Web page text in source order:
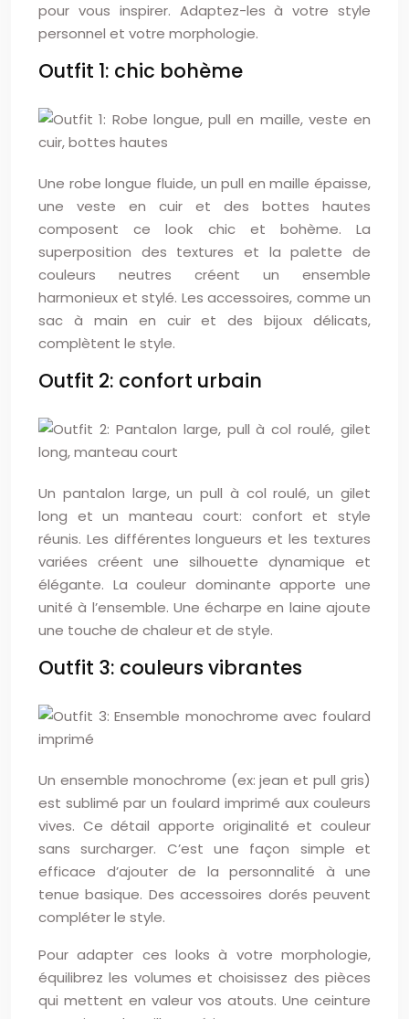
pour vous inspirer. Adaptez-les à votre style
personnel et votre morphologie.
Outfit 1: chic bohème
Une robe longue fluide, un pull en maille épaisse,
une veste en cuir et des bottes hautes
composent ce look chic et bohème. La
superposition des textures et la palette de
couleurs neutres créent un ensemble
harmonieux et stylé. Les accessoires, comme un
sac à main en cuir et des bijoux délicats,
complètent le style.
Outfit 2: confort urbain
Un pantalon large, un pull à col roulé, un gilet
long et un manteau court: confort et style
réunis. Les différentes longueurs et les textures
variées créent une silhouette dynamique et
élégante. La couleur dominante apporte une
unité à l’ensemble. Une écharpe en laine ajoute
une touche de chaleur et de style.
Outfit 3: couleurs vibrantes
Un ensemble monochrome (ex: jean et pull gris)
est sublimé par un foulard imprimé aux couleurs
vives. Ce détail apporte originalité et couleur
sans surcharger. C’est une façon simple et
efficace d’ajouter de la personnalité à une
tenue basique. Des accessoires dorés peuvent
compléter le style.
Pour adapter ces looks à votre morphologie,
équilibrez les volumes et choisissez des pièces
qui mettent en valeur vos atouts. Une ceinture